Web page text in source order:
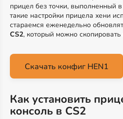
прицел без точки, выполненный
такие настройки прицела хени
стараемся еженедельно
CS2, который можно
Скачать конфиг HEN1
Как установить
консоль в CS2